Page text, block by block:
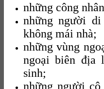
những công
những người
không mái nhà;
những vùng
ngoại biên địa
sinh;
những người